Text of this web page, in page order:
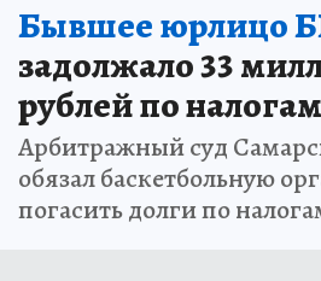
Бывшее юрлицо
задолжало 33
рублей по налогам
Арбитражный суд
обязал баскетбольную
погасить долги по